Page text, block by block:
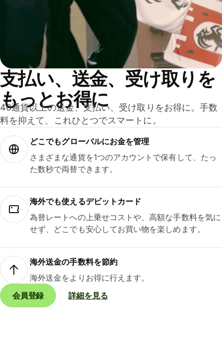
支払い、送金、受け取りを
もっとお得に
40通貨以上の送金、支払い、受け取りをお得に。手数
料を抑えて、これひとつでスマートに。
どこでもグ⁠ロ⁠ー⁠バ⁠ルにお金を管理
さまざまな通貨を1つのアカウントで保有して、たっ
た数秒で両替できます。
海外でも使えるデビットカード
為替レートへの上乗せコストや、高額な手数料を気に
せず、どこでも安心してお買い物を楽しめます。
海外送金の手数料を節約
海外送金をよりお得に行えます。
会員登録
詳細を見る